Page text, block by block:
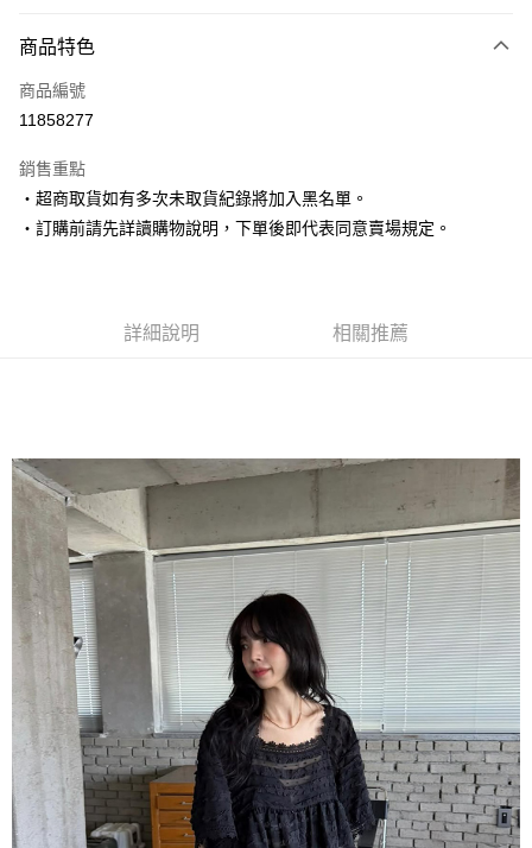
信用卡一次付款
超商取貨付款
Apple Pay
街口支付
便利好安心！
１．簡單：不需註冊會員、不需綁卡、不需儲值。
２．便利：只要手機號碼，簡訊認證，即可結帳。
３．安心：先確認商品／服務後，再付款。
【「AFTEE先享後付」結帳流程】
１．於結帳方式選擇「AFTEE先享後付」後，將跳轉至「AFTEE先享後付」
結帳頁面，進行簡訊認證並確認金額後，即可完成結帳。
２．訂單成立數日內，您將收到繳費通知簡訊。
３．收到繳費通知簡訊後14天內，點擊此簡訊中的連結，可透過四大超商／
ATM／網路銀行／等多元方式進行付款，方視為交易完成。
※ 請注意：結帳手續完成當下不需立刻繳費，但若您需要取消訂單，請聯絡
購買商品的店家。未經商家同意取消之訂單仍視為有效，需透過AFTEE先享
後付繳納相關費用。
※ 交易是否成功請以「AFTEE先享後付 」之結帳頁面顯示為準，若有關於
是否繳費成功／繳費後需取消欲退款等相關疑問，請聯繫「AFTEE先享後付
客戶支援中心」
https://netprotections.freshdesk.com/support/home
運送方式
全家取貨付款
每筆NT$80，滿NT$1,500(含以上)免運費
付款後全家取貨
每筆NT$80，滿NT$1,500(含以上)免運費
萊爾富取貨付款
每筆NT$80，滿NT$1,500(含以上)免運費
付款後萊爾富取貨
每筆NT$80，滿NT$1,500(含以上)免運費
離島取貨加價40
商品特色
商品編號
11858277
銷售重點
‧超商取貨如有多次未取貨紀錄將加入黑名單。
‧訂購前請先詳讀購物說明，下單後即代表同意賣場規定。
詳細說明 相關推薦